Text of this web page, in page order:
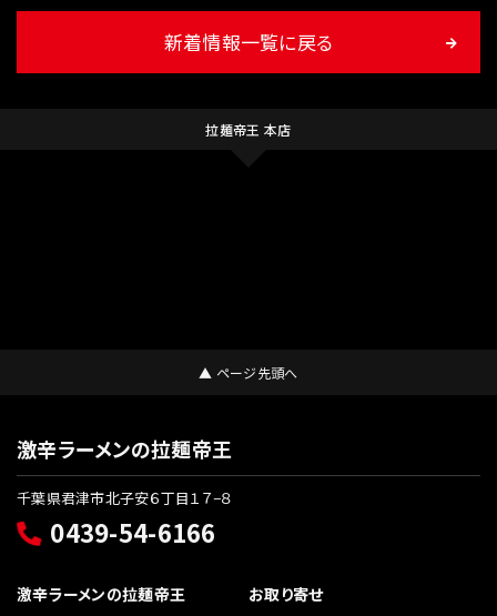
新着情報一覧に戻る
拉麺帝王 本店
▲ ページ先頭へ
激辛ラーメンの拉麺帝王
千葉県君津市北子安６丁目１７−８
0439-54-6166
激辛ラーメンの拉麺帝王 お取り寄せ